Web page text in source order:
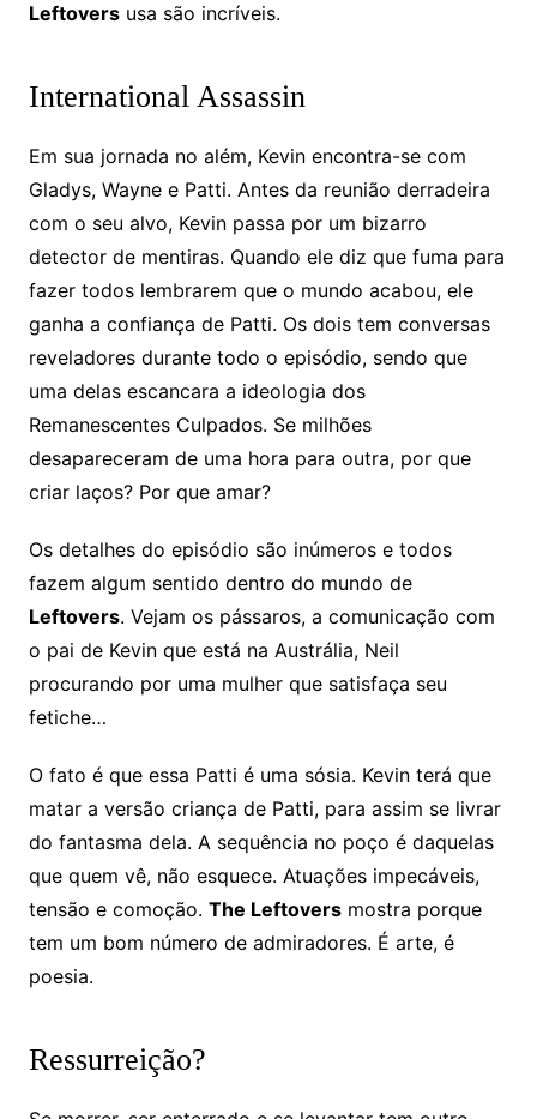
Leftoversusa são incríveis.
International Assassin
Em sua jornada no além, Kevin encontra-se com
Gladys, Wayne e Patti. Antes da reunião derradeira
com o seu alvo, Kevin passa por um bizarro
detector de mentiras. Quando ele diz que fuma para
fazer todos lembrarem que o mundo acabou, ele
ganha a confiança de Patti. Os dois tem conversas
reveladores durante todo o episódio, sendo que
uma delas escancara a ideologia dos
Remanescentes Culpados. Se milhões
desapareceram de uma hora para outra, por que
criar laços? Por que amar?
Os detalhes do episódio são inúmeros e todos
fazem algum sentido dentro do mundo de
Leftovers. Vejam os pássaros, a comunicação com
o pai de Kevin que está na Austrália, Neil
procurando por uma mulher que satisfaça seu
fetiche…
O fato é que essa Patti é uma sósia. Kevin terá que
matar a versão criança de Patti, para assim se livrar
do fantasma dela. A sequência no poço é daquelas
que quem vê, não esquece. Atuações impecáveis,
tensão e comoção. The Leftoversmostra porque
tem um bom número de admiradores. É arte, é
poesia.
Ressurreição?